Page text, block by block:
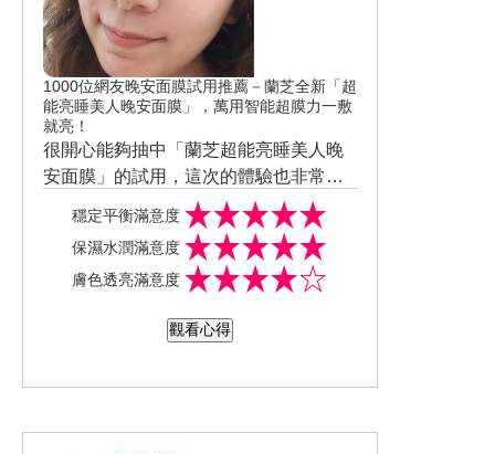
1000位網友晚安面膜試用推薦－蘭芝全新「超
能亮睡美人晚安面膜」，萬用智能超膜力一敷
就亮！
很開心能夠抽中「蘭芝超能亮睡美人晚
安面膜」的試用，這次的體驗也非常的
推薦給各位。 打開後會聞到清雅淡淡自
然香味，並不會刺鼻，質地是凝膠感，
不會黏膩或是油膩，塗抹在很容易推開
且一點點就可以推開至整臉。 由於我的
他牌乳液和精華液，隔天早上洗臉時臉
隔天摸起來是水嫩並且不會出油，可見
穩定平衡滿意度
保濕水潤滿意度
膚色透亮滿意度
觀看心得